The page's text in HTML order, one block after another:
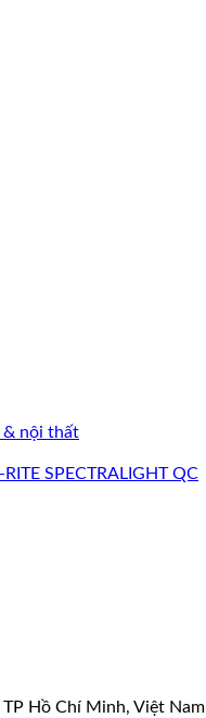
& nội thất
SPECTRALIGHT QC
Hồ Chí Minh, Việt Nam